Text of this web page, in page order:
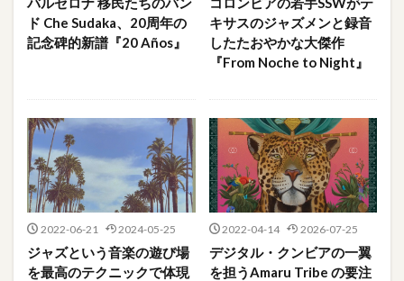
ド Che Sudaka、20周年の
記念碑的新譜『20 Años』
キサスのジャズメンと録音
したたおやかな大傑作
『From Noche to Night』
2022-06-21 2024-05-25
ジャズという音楽の遊び場
を最高のテクニックで体現
2022-04-14 2026-07-25
デジタル・クンビアの一翼
を担うAmaru Tribe の要注